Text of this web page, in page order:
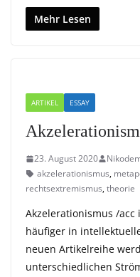
Mehr Lesen
ARTIKEL ESSAY
23. August 2020
akzelerationismus,
rechtsextremismus,theorie
Akzelerationismus /
häufiger in
neuen Artikelreihe
unterschiedlichen